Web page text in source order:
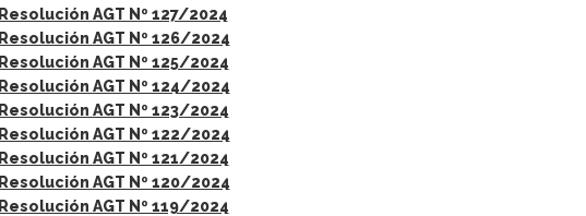
Resolución AGT Nº 127/2024
Resolución AGT Nº 126/2024
Resolución AGT Nº 125/2024
Resolución AGT Nº 124/2024
Resolución AGT Nº 123/2024
Resolución AGT Nº 122/2024
Resolución AGT Nº 121/2024
Resolución AGT Nº 120/2024
Resolución AGT Nº 119/2024